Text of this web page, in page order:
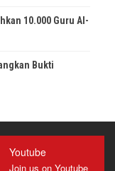
10.000 Guru Al-
Bukti
Youtube
Join us on Youtube